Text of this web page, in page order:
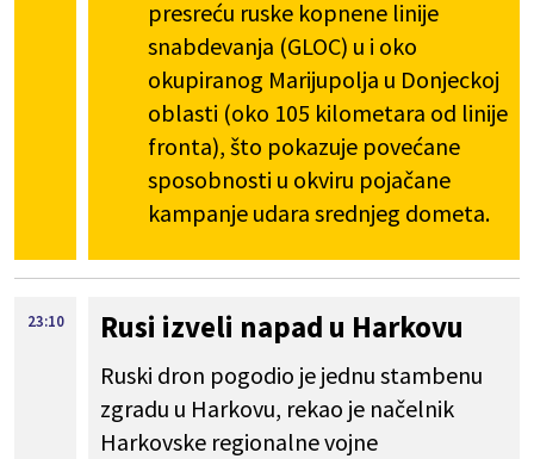
presreću ruske kopnene linije
snabdevanja (GLOC) u i oko
okupiranog Marijupolja u Donjeckoj
oblasti (oko 105 kilometara od linije
fronta), što pokazuje povećane
sposobnosti u okviru pojačane
kampanje udara srednjeg dometa.
23:10 Rusi izveli napad u Harkovu
Ruski dron pogodio je jednu stambenu
zgradu u Harkovu, rekao je načelnik
Harkovske regionalne vojne